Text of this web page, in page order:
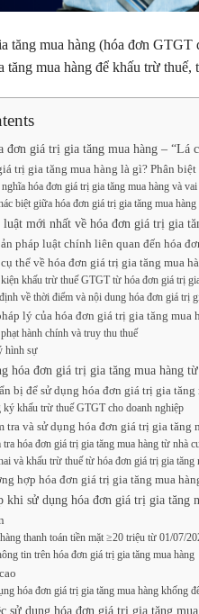
tăng mua hàng (hóa đơn
tăng mua hàng để khấu trừ
giá trị gia tăng mua hàng – “Lá
trị gia tăng mua hàng là gì? Phân
hóa đơn giá trị gia tăng mua hàng và
biệt giữa hóa đơn giá trị gia tăng mua
mới nhất về hóa đơn giá trị gia
pháp luật chính liên quan đến hóa
thể về hóa đơn giá trị gia tăng mua
khấu trừ thuế GTGT từ hóa đơn giá trị
về thời điểm và nội dung hóa đơn giá trị
lý của hóa đơn giá trị gia tăng mua
hành chính và truy thu thuế
hình sự
hóa đơn giá trị gia tăng mua hàng
bị để sử dụng hóa đơn giá trị gia tăng
ký khấu trừ thuế GTGT cho doanh nghiệp
tra và sử dụng hóa đơn giá trị gia tăng
hóa đơn giá trị gia tăng mua hàng từ nhà
và khấu trừ thuế từ hóa đơn giá trị gia tăng
hợp hóa đơn giá trị gia tăng mua
khi sử dụng hóa đơn giá trị gia tăng
thanh toán tiền mặt ≥20 triệu từ 01/07/
tin trên hóa đơn giá trị gia tăng mua hàng
hóa đơn giá trị gia tăng mua hàng khống
sử dụng hóa đơn giá trị gia tăng